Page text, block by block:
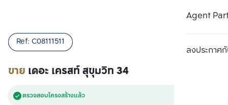
Agent
ลงประกาศกั
ขาย เดอะ เครสท์ สุขุมวิท 34
Ref: C08111511
ตรวจสอบโครงสร้างแล้ว